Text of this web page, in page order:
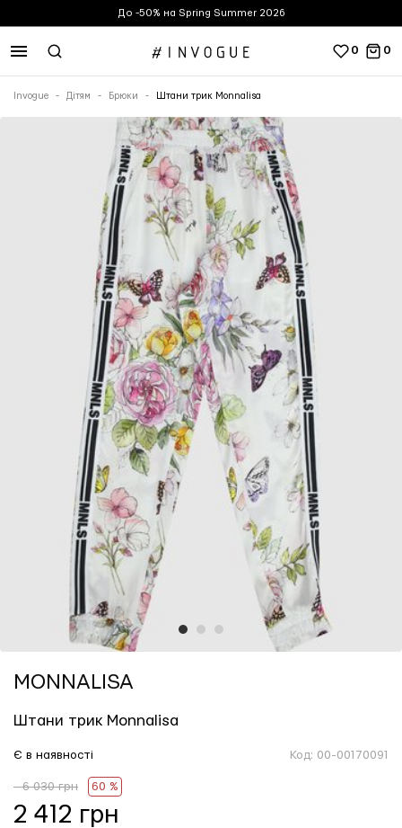
До -50% на Spring Summer 2026
0 0
Invogue Дітям Брюки Штани трик Monnalisa
MONNALISA
Штани трик Monnalisa
Є в наявності Код: 00-00170091
- 6 030 грн 60 %
2 412 грн